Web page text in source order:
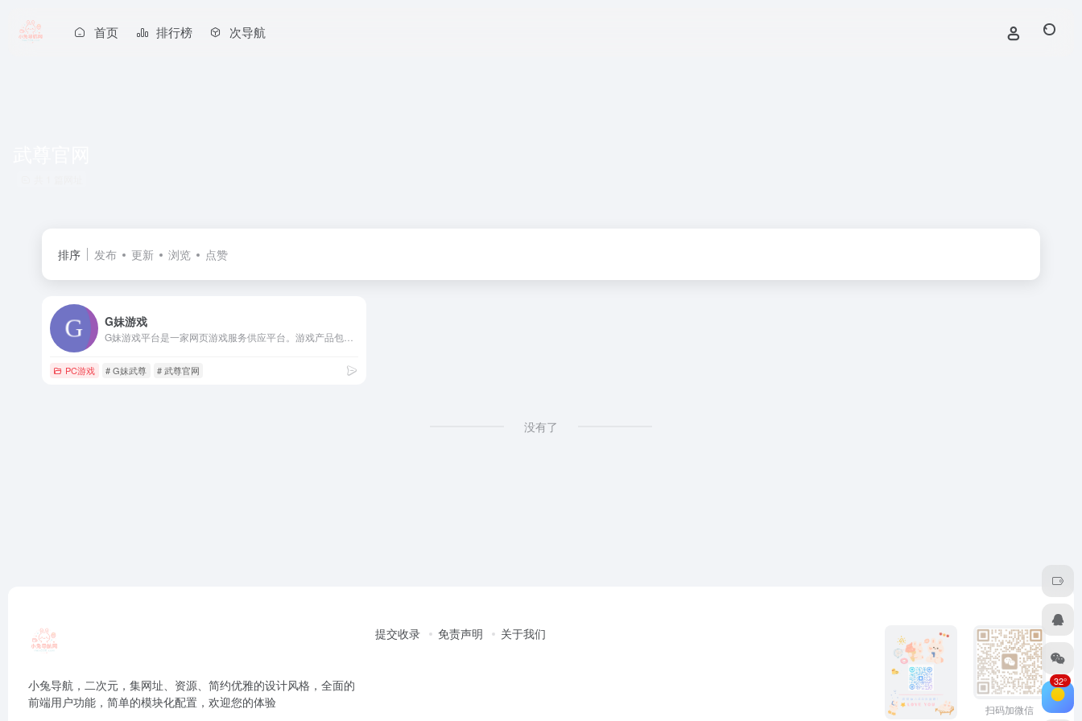
首页 排行榜 次导航
排序 发布 更新 浏览 点赞
G妹游戏
PC游戏 # G妹武尊 # 武尊官网
没有了
小兔导航，二次元，集网址、资源、简约优雅的设计风格，全面的
前端用户功能，简单的模块化配置，欢迎您的体验
提交收录 免责声明 关于我们
扫码加微信
32°